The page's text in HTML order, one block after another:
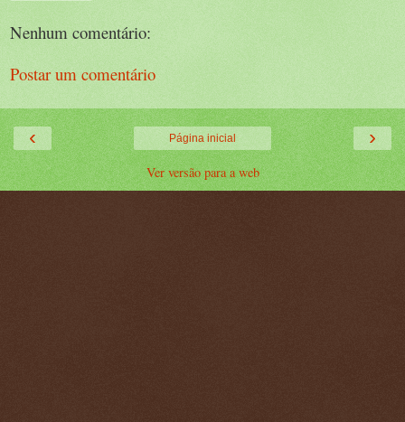
Nenhum comentário:
Postar um comentário
‹ ›
Página inicial
Ver versão para a web